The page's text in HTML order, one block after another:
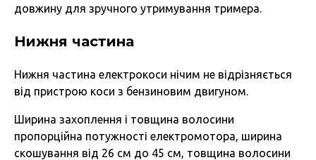
довжину для зручного утримування тримера.
Нижня частина
Нижня частина електрокоси нічим не відрізняється
від пристрою коси з бензиновим двигуном.
Ширина захоплення і товщина волосини
пропорційна потужності електромотора, ширина
скошування від 26 см до 45 см, товщина волосини